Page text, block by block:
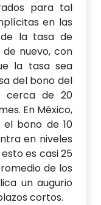
para tal
en las
la tasa de
nuevo, con
la tasa sea
del bono del
cerca de 20
En México,
bono de 10
en niveles
es casi 25
de los
un augurio
cortos.